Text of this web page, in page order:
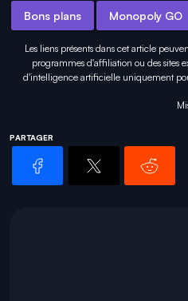
Bons plans Monopoly GO
Les liens présents dans cet article
programmes d'affiliation ou des sites
d'intelligence artificielle uniquement
PARTAGER